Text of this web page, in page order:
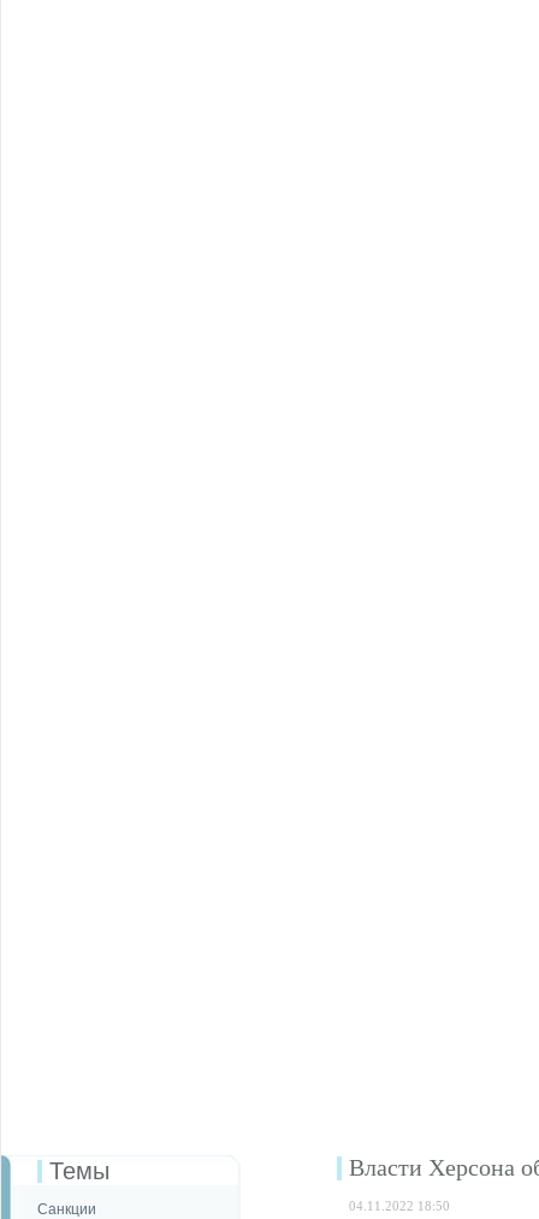
Темы
Санкции
Власти Херсона
04.11.2022 18:50